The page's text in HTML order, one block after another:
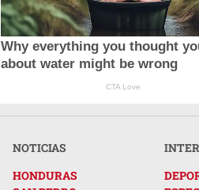
Why everything you thought
about water might be wrong
CTA Love
NOTICIAS
HONDURAS